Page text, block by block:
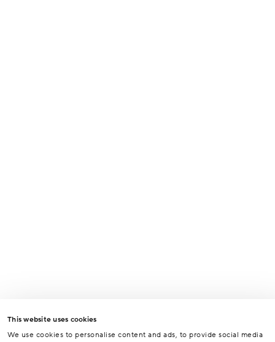
This website uses cookies
We use cookies to personalise content and ads, to provide social media